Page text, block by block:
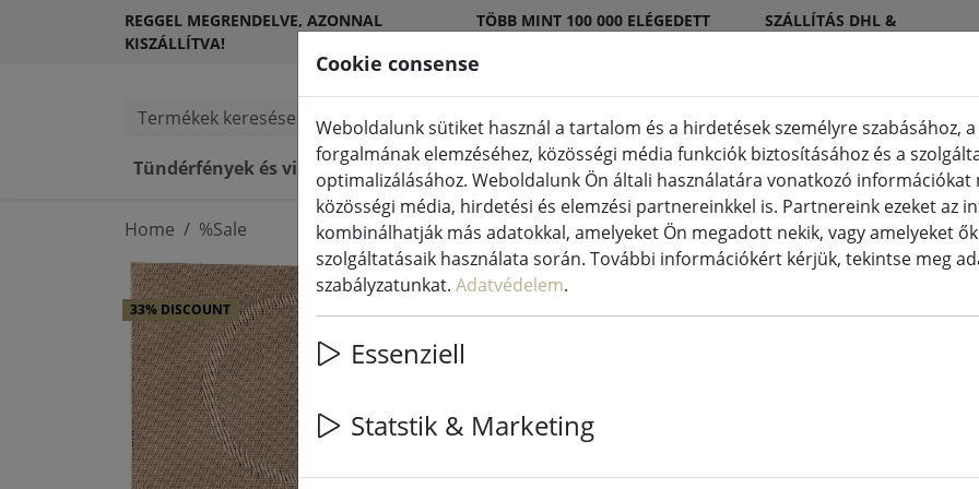
REGGEL MEGRENDELVE, AZONNAL
KISZÁLLÍTVA!
TÖBB MINT 100 000 ELÉGEDETT
SZÁLLÍTÁS DHL &
Termékek keresése
Tündérfények és világítás
LED gyertyák beltéri és kültéri Konyha és élelmiszer
Home %Sale
Zóna alátét
33% DISCOUNT
4 Elérhető
Cookie consense
Weboldalunk sütiket használ a tartalom és a hirdetések személyre szabásához,
forgalmának elemzéséhez, közösségi média funkciók biztosításához és a
optimalizálásához. Weboldalunk Ön általi használatára vonatkozó információkat
közösségi média, hirdetési és elemzési partnereinkkel is. Partnereink ezeket az
kombinálhatják más adatokkal, amelyeket Ön megadott nekik, vagy amelyeket
szolgáltatásaik használata során. További információkért kérjük, tekintse meg
szabályzatunkat. Adatvédelem.
Essenziell
Statstik & Marketing